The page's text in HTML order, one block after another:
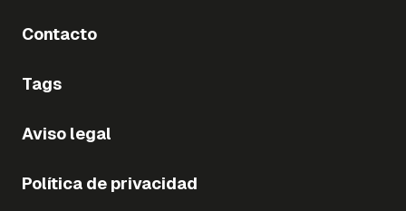
Contacto
Tags
Aviso legal
Política de privacidad